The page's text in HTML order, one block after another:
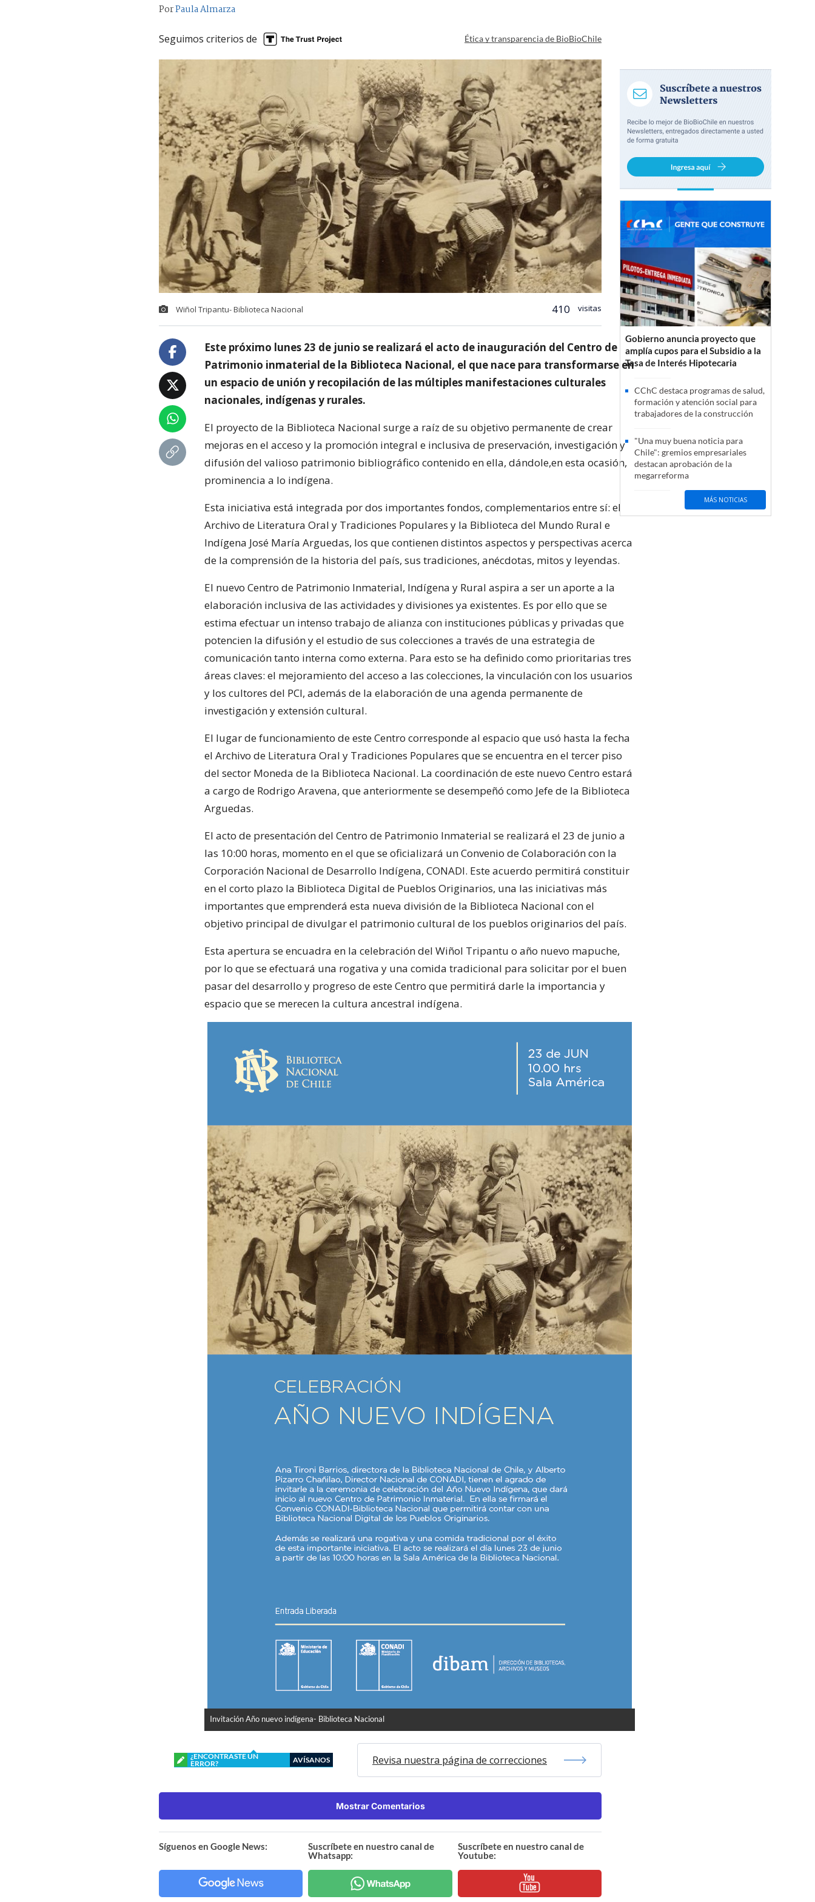
PorPaula Almarza
Seguimos criterios de Ética y transparencia de BioBioChile
Wiñol Tripantu- Biblioteca Nacional 410 visitas
Este próximo lunes 23 de junio se realizará el acto de inauguración del Centro de
Patrimonio inmaterial de la Biblioteca Nacional, el que nace para transformarse en
un espacio de unión y recopilación de las múltiples manifestaciones culturales
nacionales, indígenas y rurales.
El proyecto de la Biblioteca Nacional surge a raíz de su objetivo permanente de crear
mejoras en el acceso y la promoción integral e inclusiva de preservación, investigación y
difusión del valioso patrimonio bibliográfico contenido en ella, dándole,en esta ocasión,
prominencia a lo indígena.
Esta iniciativa está integrada por dos importantes fondos, complementarios entre sí: el
Archivo de Literatura Oral y Tradiciones Populares y la Biblioteca del Mundo Rural e
Indígena José María Arguedas, los que contienen distintos aspectos y perspectivas acerca
de la comprensión de la historia del país, sus tradiciones, anécdotas, mitos y leyendas.
El nuevo Centro de Patrimonio Inmaterial, Indígena y Rural aspira a ser un aporte a la
elaboración inclusiva de las actividades y divisiones ya existentes. Es por ello que se
estima efectuar un intenso trabajo de alianza con instituciones públicas y privadas que
potencien la difusión y el estudio de sus colecciones a través de una estrategia de
comunicación tanto interna como externa. Para esto se ha definido como prioritarias tres
áreas claves: el mejoramiento del acceso a las colecciones, la vinculación con los usuarios
y los cultores del PCI, además de la elaboración de una agenda permanente de
investigación y extensión cultural.
El lugar de funcionamiento de este Centro corresponde al espacio que usó hasta la fecha
el Archivo de Literatura Oral y Tradiciones Populares que se encuentra en el tercer piso
del sector Moneda de la Biblioteca Nacional. La coordinación de este nuevo Centro estará
a cargo de Rodrigo Aravena, que anteriormente se desempeñó como Jefe de la Biblioteca
Arguedas.
El acto de presentación del Centro de Patrimonio Inmaterial se realizará el 23 de junio a
las 10:00 horas, momento en el que se oficializará un Convenio de Colaboración con la
Corporación Nacional de Desarrollo Indígena, CONADI. Este acuerdo permitirá constituir
en el corto plazo la Biblioteca Digital de Pueblos Originarios, una las iniciativas más
importantes que emprenderá esta nueva división de la Biblioteca Nacional con el
objetivo principal de divulgar el patrimonio cultural de los pueblos originarios del país.
Esta apertura se encuadra en la celebración del Wiñol Tripantu o año nuevo mapuche,
por lo que se efectuará una rogativa y una comida tradicional para solicitar por el buen
pasar del desarrollo y progreso de este Centro que permitirá darle la importancia y
espacio que se merecen la cultura ancestral indígena.
Invitación Año nuevo indígena- Biblioteca Nacional
¿ENCONTRASTE UN
ERROR?
AVÍSANOS Revisa nuestra página de correcciones
Mostrar Comentarios
Síguenos en Google News:
Suscríbete en nuestro canal de
Whatsapp:
Suscríbete en nuestro canal de
Youtube:
Gobierno anuncia proyecto que
amplía cupos para el Subsidio a la
Tasa de Interés Hipotecaria
CChC destaca programas de salud,
formación y atención social para
trabajadores de la construcción
"Una muy buena noticia para
Chile": gremios empresariales
destacan aprobación de la
megarreforma
MÁS NOTICIAS